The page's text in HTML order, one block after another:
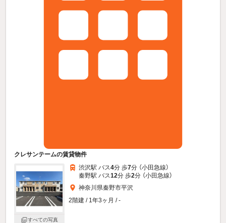
クレサンテームの賃貸物件
すべての写真
渋沢駅 バス4分 歩7分 （小田急線）
秦野駅 バス12分 歩2分 （小田急線）
神奈川県秦野市平沢
2階建 / 1年3ヶ月 / -